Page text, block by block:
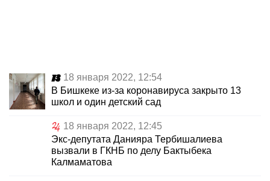
18 января 2022, 12:54
В Бишкеке из-за коронавируса закрыто 13
школ и один детский сад
18 января 2022, 12:45
Экс-депутата Данияра Тербишалиева
вызвали в ГКНБ по делу Бактыбека
Калмаматова